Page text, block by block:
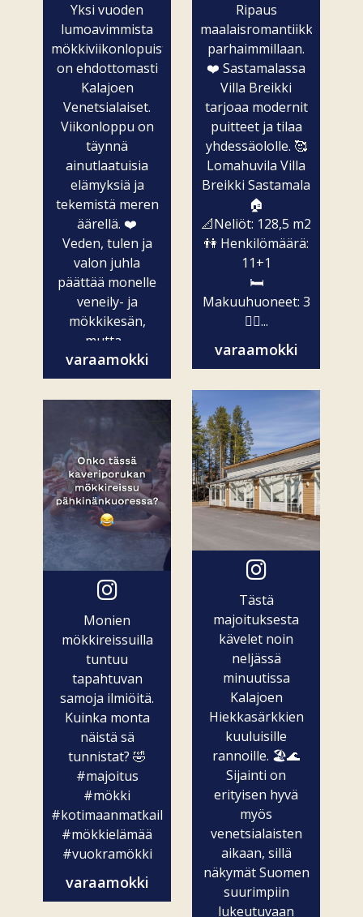
Yksi vuoden
lumoavimmista
mökkiviikonlopuista
on ehdottomasti
Kalajoen
Venetsialaiset.
Viikonloppu on
täynnä
ainutlaatuisia
elämyksiä ja
tekemistä meren
äärellä. ❤️
Veden, tulen ja
valon juhla
päättää monelle
veneily- ja
mökkikesän,
mutta...
varaamokki
Monien
mökkireissuilla
tuntuu
tapahtuvan
samoja ilmiöitä.
Kuinka monta
näistä sä
tunnistat? 🤣
#majoitus
#mökki
#kotimaanmatkailu
#mökkielämää
#vuokramökki
varaamokki
Ripaus
maalaisromantiikkaa
parhaimmillaan.
❤️ Sastamalassa
Villa Breikki
tarjoaa modernit
puitteet ja tilaa
yhdessäololle. 🥰
Lomahuvila Villa
Breikki Sastamala
🏠
📐Neliöt: 128,5 m2
👫 Henkilömäärä:
11+1
🛏️
Makuuhuoneet: 3
🧖‍♀️...
varaamokki
Tästä
majoituksesta
kävelet noin
neljässä
minuutissa
Kalajoen
Hiekkasärkkien
kuuluisille
rannoille. 🏖️🌊
Sijainti on
erityisen hyvä
myös
venetsialaisten
aikaan, sillä
näkymät Suomen
suurimpiin
lukeutuvaan